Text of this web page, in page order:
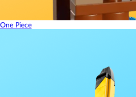
One Piece